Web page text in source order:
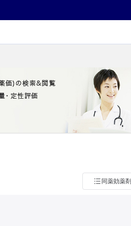
同薬効薬剤